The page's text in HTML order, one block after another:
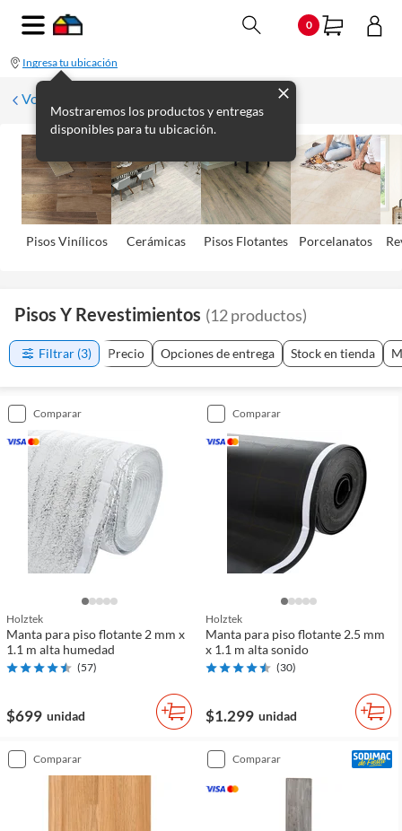
0
Ingresa tu ubicación
Mostraremos los productos y entregas
disponibles para tu ubicación.
Volver
Pisos Viní­licos Cerámicas Pisos Flotantes Porcelanatos
Pisos Y Revestimientos (12productos)
Filtrar (3) Precio Opciones de entrega Stock en tienda
comparar
Holztek
Manta para piso flotante 2 mm x
1.1 m alta humedad
(57)
$699 unidad
comparar
Holztek
Manta para piso flotante 2.5 mm
x 1.1 m alta sonido
(30)
$1.299 unidad
comparar comparar